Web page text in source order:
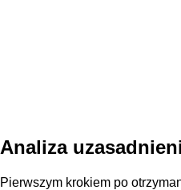
Analiza
Pierwszym krokiem po